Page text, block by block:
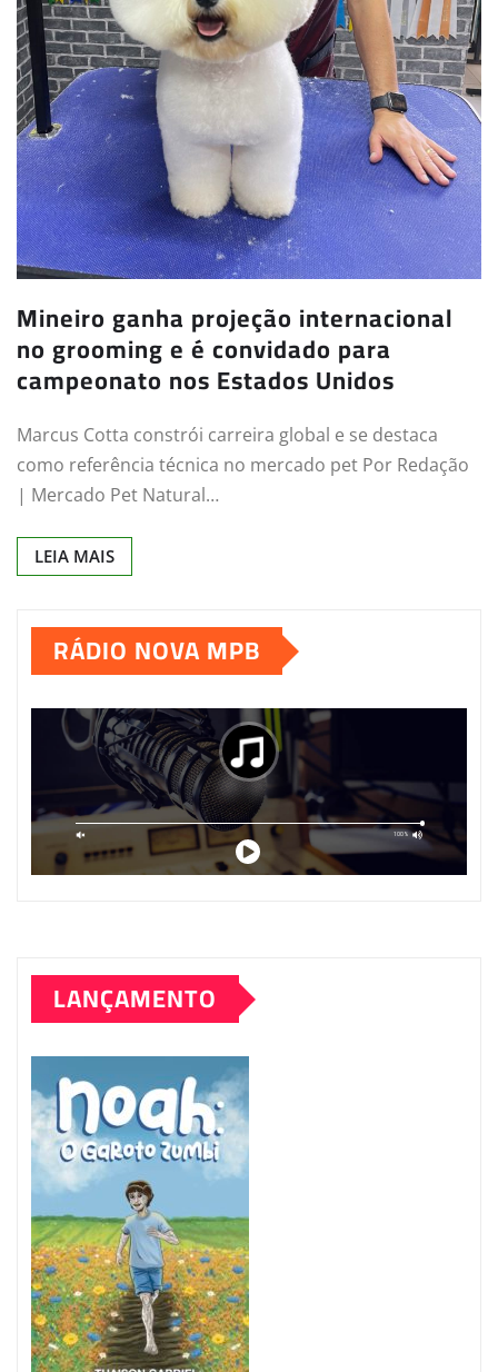
Mineiro ganha projeção internacional
no grooming e é convidado para
campeonato nos Estados Unidos
Marcus Cotta constrói carreira global e se destaca
como referência técnica no mercado pet Por Redação
| Mercado Pet Natural…
LEIA MAIS
RÁDIO NOVA MPB
LANÇAMENTO